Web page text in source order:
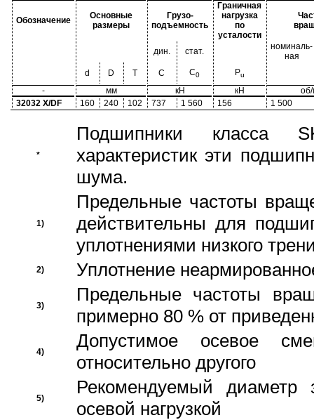
Обозначение
Основные
размеры
Грузо-
подъемность
Граничная
нагрузка
по
усталости
дин. стат.
номиналь-
ная
d
D T C C0 Pu
- мм кН кН
32032 X/DF
160 240 102 737 1 560 156 1 500
*
Подшипники класса
характеристик эти
шума.
1)
Предельные частоты
действительны для
уплотнениями низкого
2) Уплотнение
3)
Предельные частоты
примерно 80 % от
4)
Допустимое осевое
относительно другого
5)
Рекомендуемый диаметр
осевой нагрузкой